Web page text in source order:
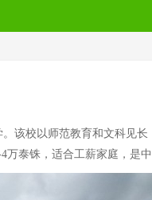
该校以师范教育和文科见
泰铢，适合工薪家庭，是